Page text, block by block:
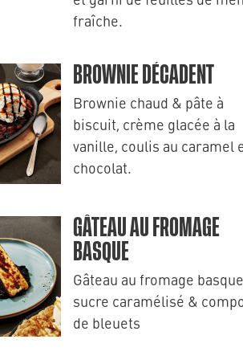
fraîche.
BROWNIE DÉCADENT
Brownie chaud & pâte à
biscuit, crème glacée à la
vanille, coulis au caramel
chocolat.
GÂTEAU AU FROMAGE
BASQUE
Gâteau au fromage
sucre caramélisé &
de bleuets